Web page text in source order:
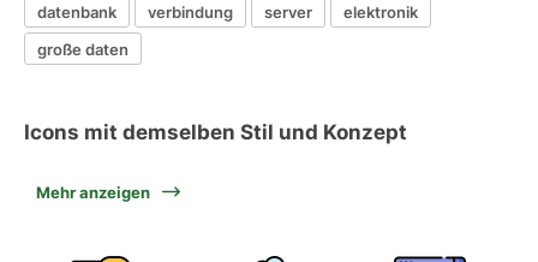
datenbank verbindung server
elektronik
große daten
Icons mit demselben Stil und Konzept
Mehr anzeigen